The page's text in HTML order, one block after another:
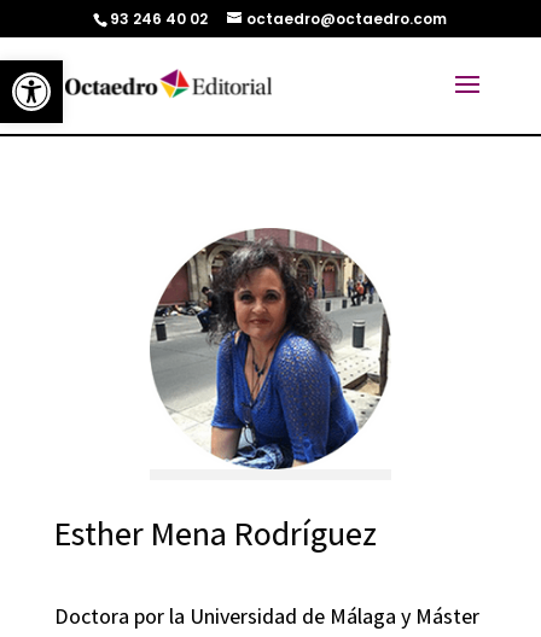
Abrir barra de herramientas
93 246 40 02 octaedro@octaedro.com
Esther Mena Rodríguez
Doctora por la Universidad de Málaga y Máster